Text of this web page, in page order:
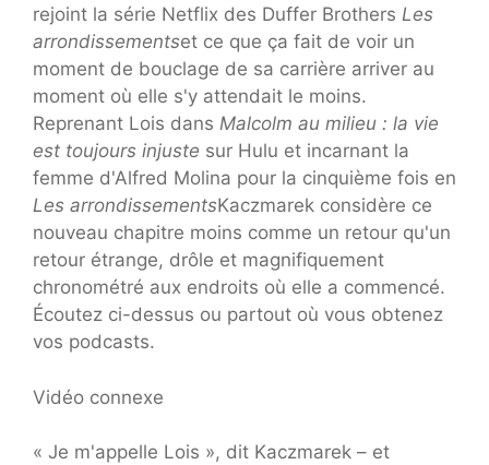
rejoint la série Netflix des Duffer Brothers Les
arrondissementset ce que ça fait de voir un
moment de bouclage de sa carrière arriver au
moment où elle s'y attendait le moins.
Reprenant Lois dans Malcolm au milieu : la vie
est toujours injuste sur Hulu et incarnant la
femme d'Alfred Molina pour la cinquième fois en
Les arrondissementsKaczmarek considère ce
nouveau chapitre moins comme un retour qu'un
retour étrange, drôle et magnifiquement
chronométré aux endroits où elle a commencé.
Écoutez ci-dessus ou partout où vous obtenez
vos podcasts.
Vidéo connexe
« Je m'appelle Lois », dit Kaczmarek – et